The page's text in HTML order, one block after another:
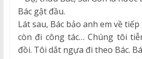
Bác gật đầu.
Lát sau, Bác bảo anh em về
còn đi công tác… Chúng tôi
đồi. Tôi dắt ngựa đi theo Bác.